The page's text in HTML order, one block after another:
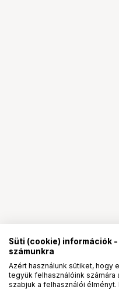
Süti (cookie) információk
számunkra
Azért használunk sütiket,
tegyük felhasználóink számára
szabjuk a felhasználói